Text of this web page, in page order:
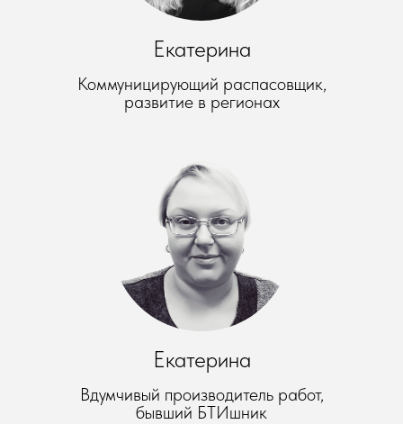
Екатерина
Коммуницирующий распасовщик,
развитие в регионах
Екатерина
Вдумчивый производитель работ,
бывший БТИшник